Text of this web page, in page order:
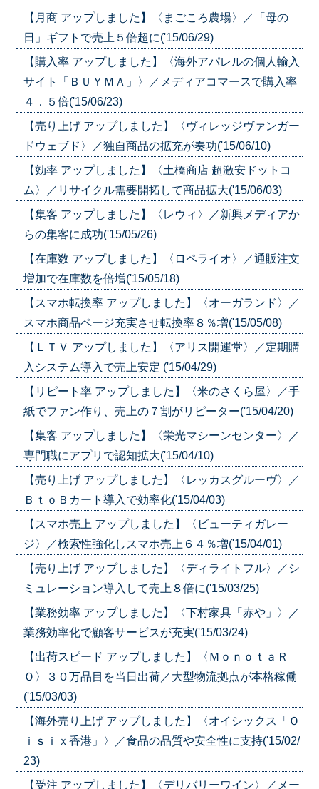
【月商 アップしました】〈まごころ農場〉／「母の
日」ギフトで売上５倍超に('15/06/29)
【購入率 アップしました】〈海外アパレルの個人輸入
サイト「ＢＵＹＭＡ」〉／メディアコマースで購入率
４．５倍('15/06/23)
【売り上げ アップしました】〈ヴィレッジヴァンガー
ドウェブド〉／独自商品の拡充が奏功('15/06/10)
【効率 アップしました】〈土橋商店 超激安ドットコ
ム〉／リサイクル需要開拓して商品拡大('15/06/03)
【集客 アップしました】〈レウィ〉／新興メディアか
らの集客に成功('15/05/26)
【在庫数 アップしました】〈ロペライオ〉／通販注文
増加で在庫数を倍増('15/05/18)
【スマホ転換率 アップしました】〈オーガランド〉／
スマホ商品ページ充実させ転換率８％増('15/05/08)
【ＬＴＶ アップしました】〈アリス開運堂〉／定期購
入システム導入で売上安定 ('15/04/29)
【リピート率 アップしました】〈米のさくら屋〉／手
紙でファン作り、売上の７割がリピーター('15/04/20)
【集客 アップしました】〈栄光マシーンセンター〉／
専門職にアプリで認知拡大('15/04/10)
【売り上げ アップしました】〈レッカスグルーヴ〉／
ＢｔｏＢカート導入で効率化('15/04/03)
【スマホ売上 アップしました】〈ビューティガレー
ジ〉／検索性強化しスマホ売上６４％増('15/04/01)
【売り上げ アップしました】〈ディライトフル〉／シ
ミュレーション導入して売上８倍に('15/03/25)
【業務効率 アップしました】〈下村家具「赤や」〉／
業務効率化で顧客サービスが充実('15/03/24)
【出荷スピード アップしました】〈ＭｏｎｏｔａＲ
Ｏ〉３０万品目を当日出荷／大型物流拠点が本格稼働
('15/03/03)
【海外売り上げ アップしました】〈オイシックス「Ｏ
ｉｓｉｘ香港」〉／食品の品質や安全性に支持('15/02/
23)
【受注 アップしました】〈デリバリーワイン〉／メー